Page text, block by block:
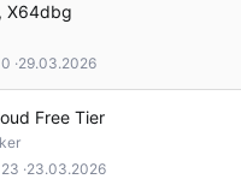
X64dbg
0 29.03.2026
Free Tier
23 23.03.2026